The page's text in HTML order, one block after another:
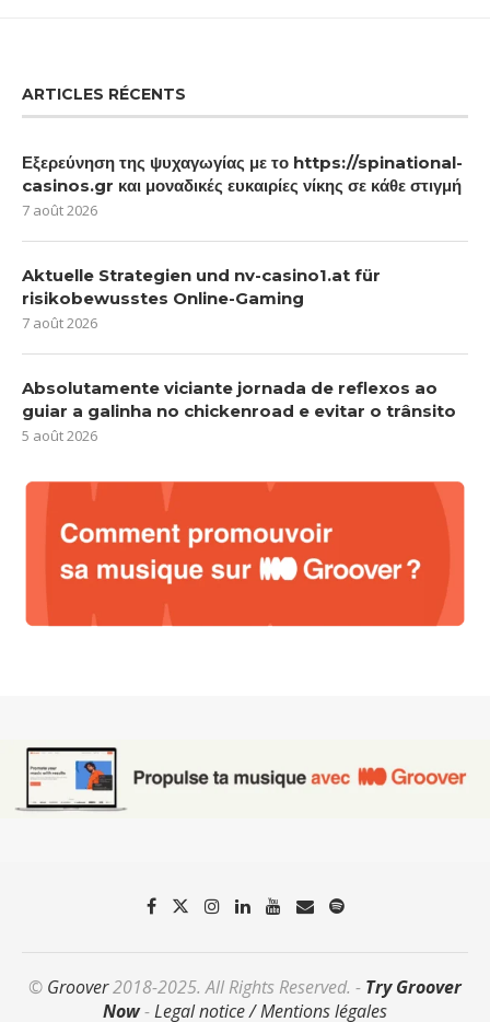
ARTICLES RÉCENTS
Εξερεύνηση της ψυχαγωγίας με το https://spinational-
casinos.gr και μοναδικές ευκαιρίες νίκης σε κάθε στιγμή
7 août 2026
Aktuelle Strategien und nv-casino1.at für
risikobewusstes Online-Gaming
7 août 2026
Absolutamente viciante jornada de reflexos ao
guiar a galinha no chickenroad e evitar o trânsito
5 août 2026
© Groover2018-2025. All Rights Reserved. - Try Groover
Now-Legal notice / Mentions légales